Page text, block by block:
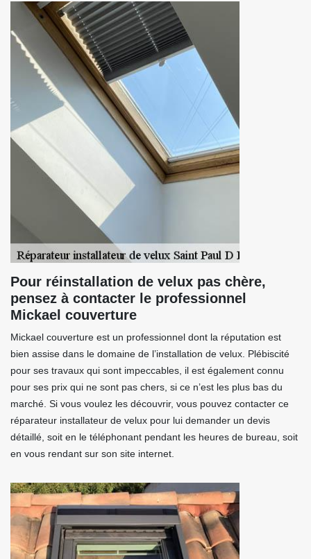
Pour réinstallation de velux pas chère,
pensez à contacter le professionnel
Mickael couverture
Mickael couverture est un professionnel dont la réputation est
bien assise dans le domaine de l’installation de velux. Plébiscité
pour ses travaux qui sont impeccables, il est également connu
pour ses prix qui ne sont pas chers, si ce n’est les plus bas du
marché. Si vous voulez les découvrir, vous pouvez contacter ce
réparateur installateur de velux pour lui demander un devis
détaillé, soit en le téléphonant pendant les heures de bureau, soit
en vous rendant sur son site internet.